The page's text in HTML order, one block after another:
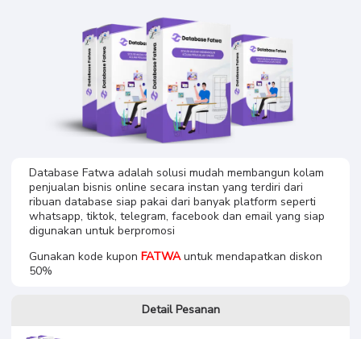
Database Fatwa adalah solusi mudah membangun kolam
penjualan bisnis online secara instan yang terdiri dari
ribuan database siap pakai dari banyak platform seperti
whatsapp, tiktok, telegram, facebook dan email yang siap
digunakan untuk berpromosi
Gunakan kode kupon FATWAuntuk mendapatkan diskon
50%
Detail Pesanan
Database Fatwa
Personal